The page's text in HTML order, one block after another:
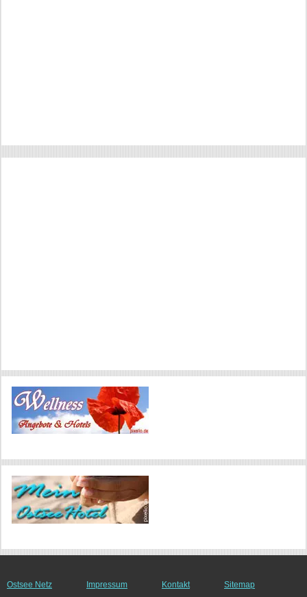
Ostsee Netz Impressum Kontakt Sitemap